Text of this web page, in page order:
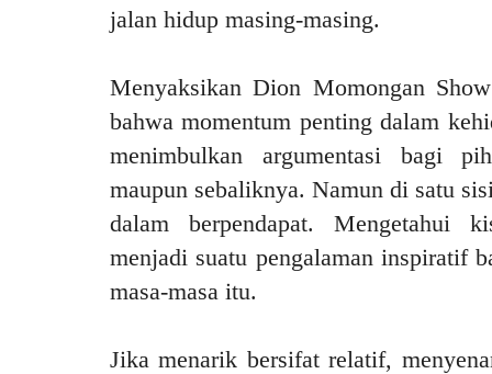
jalan hidup masing-masing.
Menyaksikan Dion Momongan
bahwa momentum penting dalam
menimbulkan argumentasi bagi
maupun sebaliknya. Namun di satu
dalam berpendapat. Mengetahui
menjadi suatu pengalaman inspiratif
masa-masa itu.
Jika menarik bersifat relatif,